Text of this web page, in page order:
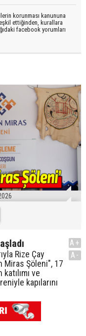
korunması kanununa
ettiğinden, kurallara
facebook yorumları
Rize Çay
Miras Şöleni", 17
ve
kapılarını
A+
A-